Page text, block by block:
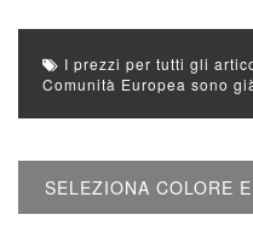
I prezzi per tutti gli
Comunità Europea sono
SELEZIONA COLORE